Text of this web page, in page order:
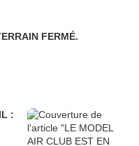
INCENDIE TRÉS ÉLEVÉ : TERRAIN FERMÉ.